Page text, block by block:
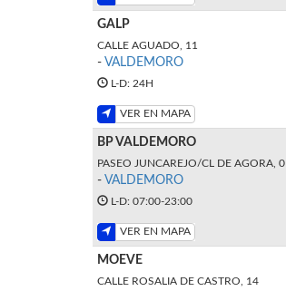
GALP
CALLE AGUADO, 11
- VALDEMORO
L-D: 24H
VER EN MAPA
BP VALDEMORO
PASEO JUNCAREJO/CL DE AGORA, 0
- VALDEMORO
L-D: 07:00-23:00
VER EN MAPA
MOEVE
CALLE ROSALIA DE CASTRO, 14